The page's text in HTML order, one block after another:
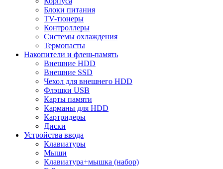
Блоки питания
TV-тюнеры
Контроллеры
Системы охлаждения
Термопасты
Накопители и флеш-память
Внешние HDD
Внешние SSD
Чехол для внешнего HDD
Флэшки USB
Карты памяти
Карманы для HDD
Картридеры
Диски
Устройства ввода
Клавиатуры
Мыши
Клавиатура+мышка (набор)